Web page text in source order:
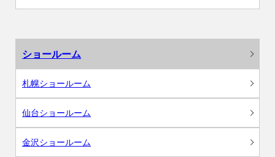
ショールーム
札幌ショールーム
仙台ショールーム
金沢ショールーム